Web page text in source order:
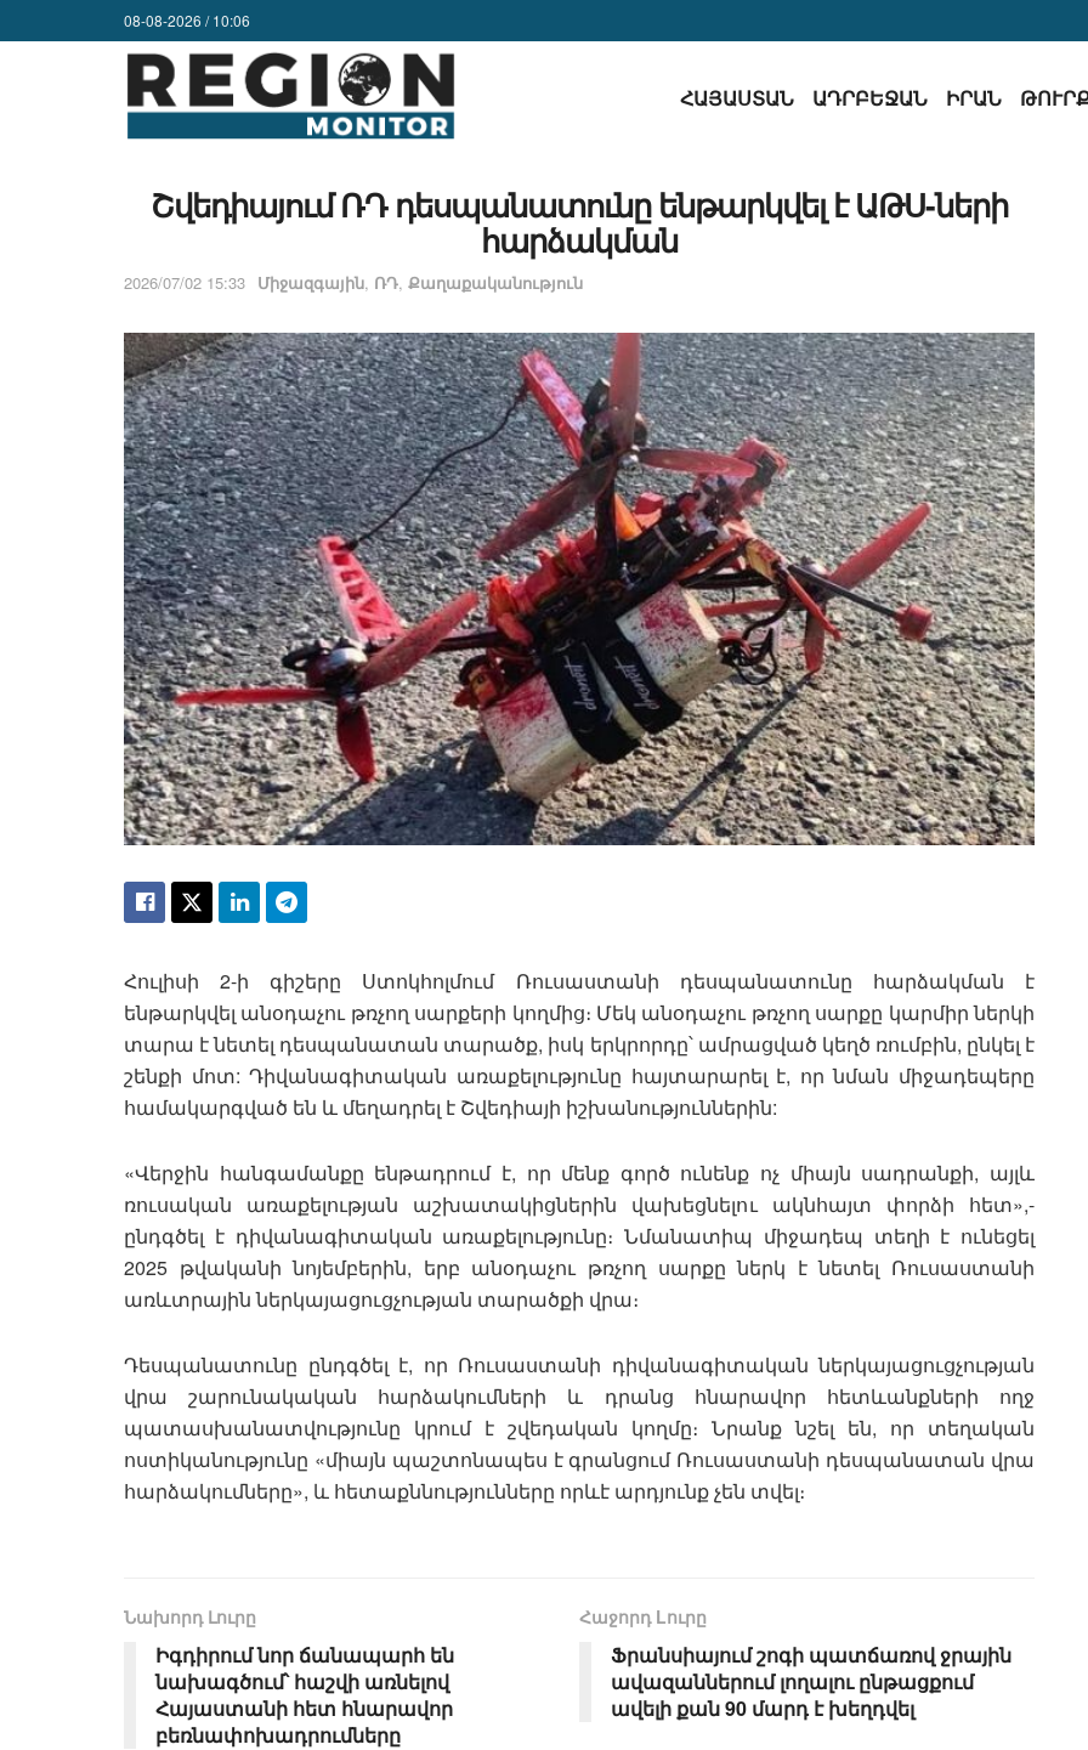
08-08-2026 / 10:06
ՀԱՅԱՍՏԱՆ ԱԴՐԲԵՋԱՆ ԻՐԱՆ
Շվեդիայում ՌԴ դեսպանատունը ենթարկվել է ԱԹՍ-ների
հարձակման
2026/07/02 15:33 Միջազգային, ՌԴ, Քաղաքականություն
Հուլիսի 2-ի գիշերը Ստոկհոլմում Ռուսաստանի դեսպանատունը հարձակման է
ենթարկվել անօդաչու թռչող սարքերի կողմից։ Մեկ անօդաչու թռչող սարքը կարմիր ներկի
տարա է նետել դեսպանատան տարածք, իսկ երկրորդը՝ ամրացված կեղծ ռումբին, ընկել է
շենքի մոտ: Դիվանագիտական ​​առաքելությունը հայտարարել է, որ նման միջադեպերը
համակարգված են և մեղադրել է Շվեդիայի իշխանություններին:
«Վերջին հանգամանքը ենթադրում է, որ մենք գործ ունենք ոչ միայն սադրանքի, այլև
ռուսական առաքելության աշխատակիցներին վախեցնելու ակնհայտ փորձի հետ»,-
ընդգծել է դիվանագիտական ​​առաքելությունը։ Նմանատիպ միջադեպ տեղի է ունեցել
2025 թվականի նոյեմբերին, երբ անօդաչու թռչող սարքը ներկ է նետել Ռուսաստանի
առևտրային ներկայացուցչության տարածքի վրա։
Դեսպանատունը ընդգծել է, որ Ռուսաստանի դիվանագիտական ​​​​ներկայացուցչության
վրա շարունակական հարձակումների և դրանց հնարավոր հետևանքների ողջ
պատասխանատվությունը կրում է շվեդական կողմը։ Նրանք նշել են, որ տեղական
ոստիկանությունը «միայն պաշտոնապես է գրանցում Ռուսաստանի դեսպանատան վրա
հարձակումները», և հետաքննությունները որևէ արդյունք չեն տվել։
Նախորդ Լուրը
Իգդիրում նոր ճանապարհ են
նախագծում՝ հաշվի առնելով
Հայաստանի հետ հնարավոր
բեռնափոխադրումները
Հաջորդ Lուրը
Ֆրանսիայում շոգի պատճառով ջրային
ավազաններում լողալու ընթացքում
ավելի քան 90 մարդ է խեղդվել